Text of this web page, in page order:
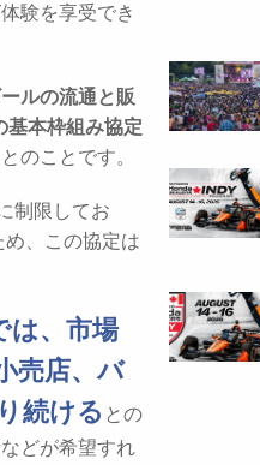
験を享受でき
ルの流通と販
基本枠組み協定
のことです。
制限してお
、この協定は
は、市場
売店、バ
続ける との
どが希望すれ